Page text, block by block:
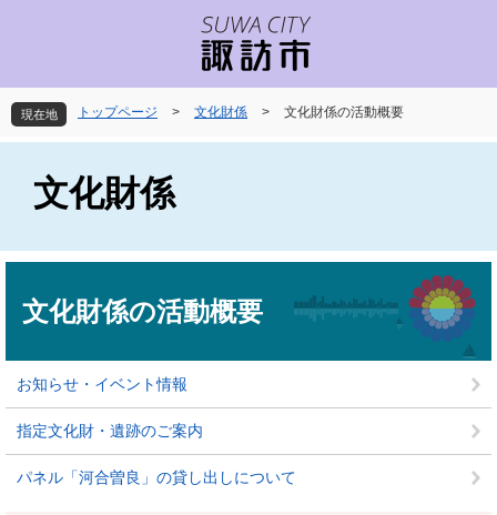
先
頭
を
飛
へ
現在地 トップページ > 文化財係 > 文化財係の活動概要
文化財係
文化財係の活動概要
お知らせ・イベント情報
指定文化財・遺跡のご案内
パネル「河合曽良」の貸し出しについて